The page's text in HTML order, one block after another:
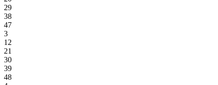
29
38
47
3
12
21
30
39
48